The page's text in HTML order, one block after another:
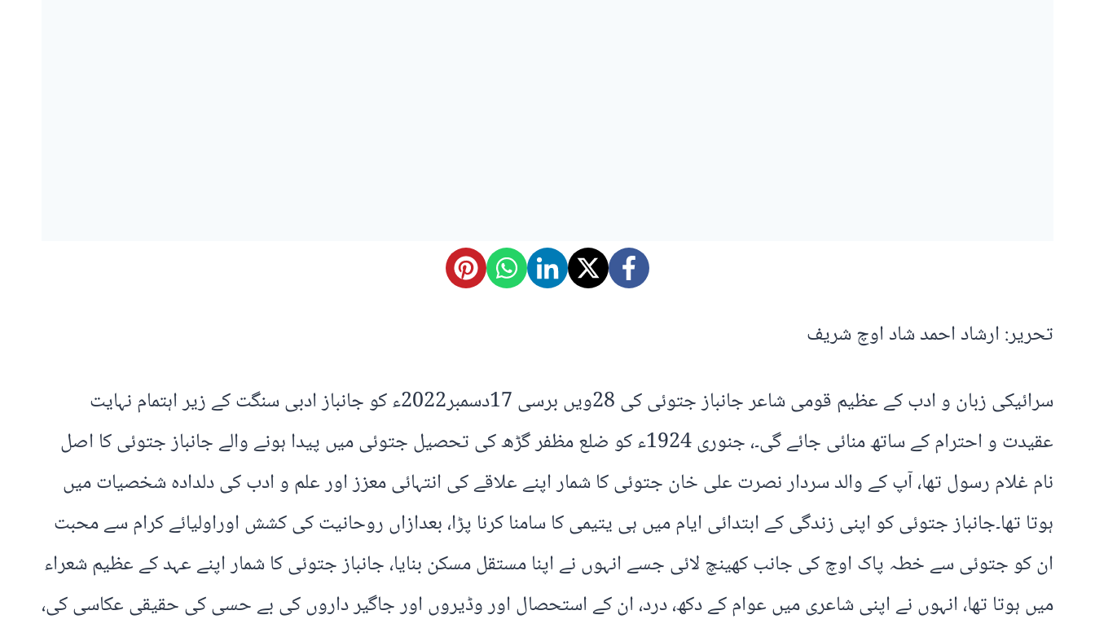
تحریر: ارشاد احمد شاد اوچ شریف
سرائیکی زبان و ادب کے عظیم قومی شاعر جانباز جتوئی کی 28ویں برسی 17دسمبر2022ء کو جانباز ادبی سنگت کے زیر اہتمام نہایت
عقیدت و احترام کے ساتھ منائی جائے گی۔، جنوری 1924ء کو ضلع مظفر گڑھ کی تحصیل جتوئی میں پیدا ہونے والے جانباز جتوئی کا اصل
نام غلام رسول تھا، آپ کے والد سردار نصرت علی خان جتوئی کا شمار اپنے علاقے کی انتہائی معزز اور علم و ادب کی دلدادہ شخصیات میں
ہوتا تھا۔جانباز جتوئی کو اپنی زندگی کے ابتدائی ایام میں ہی یتیمی کا سامنا کرنا پڑا، بعدازاں روحانیت کی کشش اوراولیائے کرام سے محبت
ان کو جتوئی سے خطہ پاک اوچ کی جانب کھینچ لائی جسے انہوں نے اپنا مستقل مسکن بنایا، جانباز جتوئی کا شمار اپنے عہد کے عظیم شعراء
میں ہوتا تھا، انہوں نے اپنی شاعری میں عوام کے دکھ، درد، ان کے استحصال اور وڈیروں اور جاگیر داروں کی بے حسی کی حقیقی عکاسی کی،